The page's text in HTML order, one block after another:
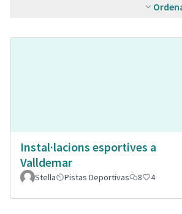
Instal·lacions esportives a
Valldemar
Stella Pistas Deportivas 8 4